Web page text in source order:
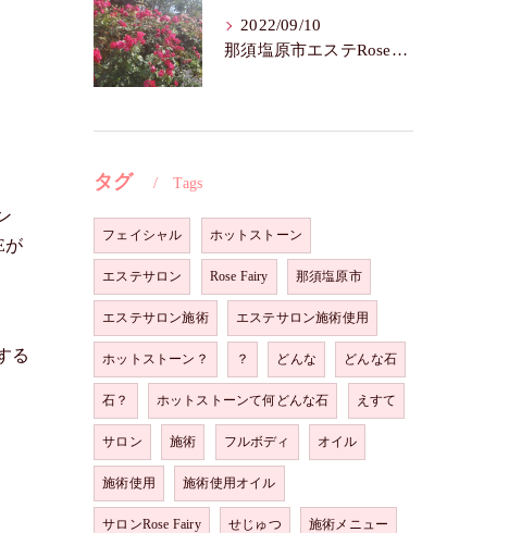
が
る
2022/09/10
那須塩原市エステRoseFairy🌺いつまでも若々しく綺麗に💝
タグ Tags
フェイシャル ホットストーン
エステサロン Rose Fairy 那須塩原市
エステサロン施術 エステサロン施術使用
ホットストーン？ ？ どんな どんな石
石？ ホットストーンて何どんな石 えすて
サロン 施術 フルボディ オイル
施術使用 施術使用オイル
サロンRose Fairy せじゅつ 施術メニュー